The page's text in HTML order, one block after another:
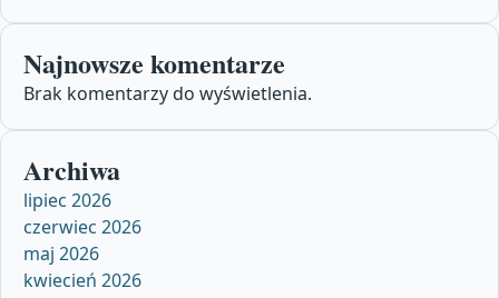
Najnowsze komentarze
Brak komentarzy do wyświetlenia.
Archiwa
lipiec 2026
czerwiec 2026
maj 2026
kwiecień 2026